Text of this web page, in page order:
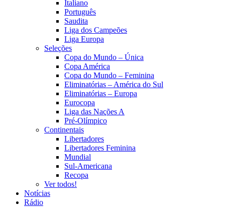
Italiano
Português
Saudita
Liga dos Campeões
Liga Europa
Seleções
Copa do Mundo – Única
Copa América
Copa do Mundo – Feminina
Eliminatórias – América do Sul
Eliminatórias – Europa
Eurocopa
Liga das Nações A
Pré-Olímpico
Continentais
Libertadores
Libertadores Feminina
Mundial
Sul-Americana
Recopa
Ver todos!
Notícias
Rádio